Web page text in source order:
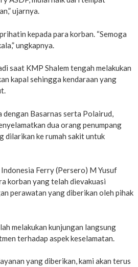
ujarnya.
kepada para korban. “Semoga
ungkapnya.
saat KMP Shalem tengah melakukan
kapal sehingga kendaraan yang
dengan Basarnas serta Polairud,
dua orang penumpang
dilarikan ke rumah sakit untuk
Ferry (Persero) M Yusuf
korban yang telah dievakuasi
perawatan yang diberikan oleh pihak
melakukan kunjungan langsung
terhadap aspek keselamatan.
yang diberikan, kami akan terus